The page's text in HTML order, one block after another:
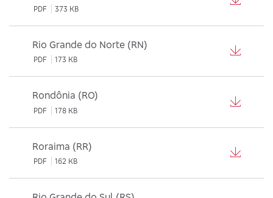
PDF 373 KB
Rio Grande do Norte (RN)
PDF 173 KB
Rondônia (RO)
PDF 178 KB
Roraima (RR)
PDF 162 KB